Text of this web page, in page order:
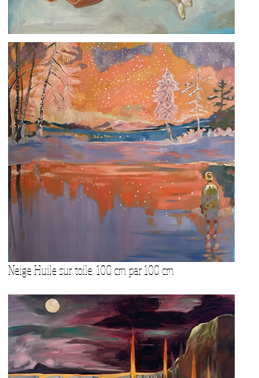
Neige Huile sur toile, 100 cm par 100 cm